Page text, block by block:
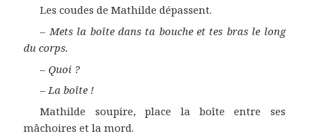
Les coudes de Mathilde dépassent.
–Mets la boîte dans ta bouche et tes bras le long
du corps.
–Quoi ?
–La boîte !
Mathilde soupire, place la boîte entre ses
mâchoires et la mord.